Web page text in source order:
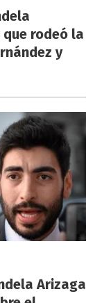
rodeó la
y
Arizaga